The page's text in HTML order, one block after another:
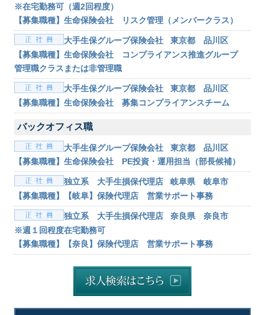
※在宅勤務可（週2回程度）
【募集職種】生命保険会社 リスク管理（メンバークラス）
大手生保グループ保険会社 東京都 品川区
【募集職種】生命保険会社 コンプライアンス推進グループ
管理職クラスまたは非管理職
大手生保グループ保険会社 東京都 品川区
【募集職種】生命保険会社 募集コンプライアンスチーム
バックオフィス職
大手生保グループ保険会社 東京都 品川区
【募集職種】生命保険会社 PE投資・運用担当（部長候補）
独立系 大手生損保代理店 岐阜県 岐阜市
【募集職種】【岐阜】保険代理店 営業サポート事務
独立系 大手生損保代理店 奈良県 奈良市
※週１回程度在宅勤務可
【募集職種】【奈良】保険代理店 営業サポート事務